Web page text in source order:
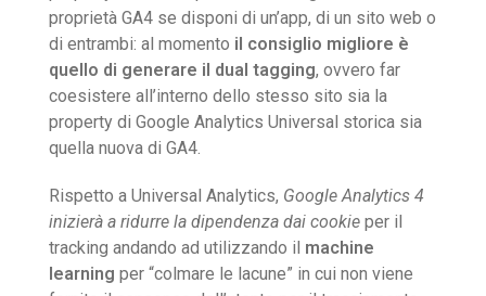
proprietà GA4 se disponi di un’app, di un sito web o
di entrambi: al momento il consiglio migliore è
quello di generare il dual tagging, ovvero far
coesistere all’interno dello stesso sito sia la
property di Google Analytics Universal storica sia
quella nuova di GA4.
Rispetto a Universal Analytics, Google Analytics 4
inizierà a ridurre la dipendenza dai cookie per il
tracking andando ad utilizzando il machine
learning per “colmare le lacune” in cui non viene